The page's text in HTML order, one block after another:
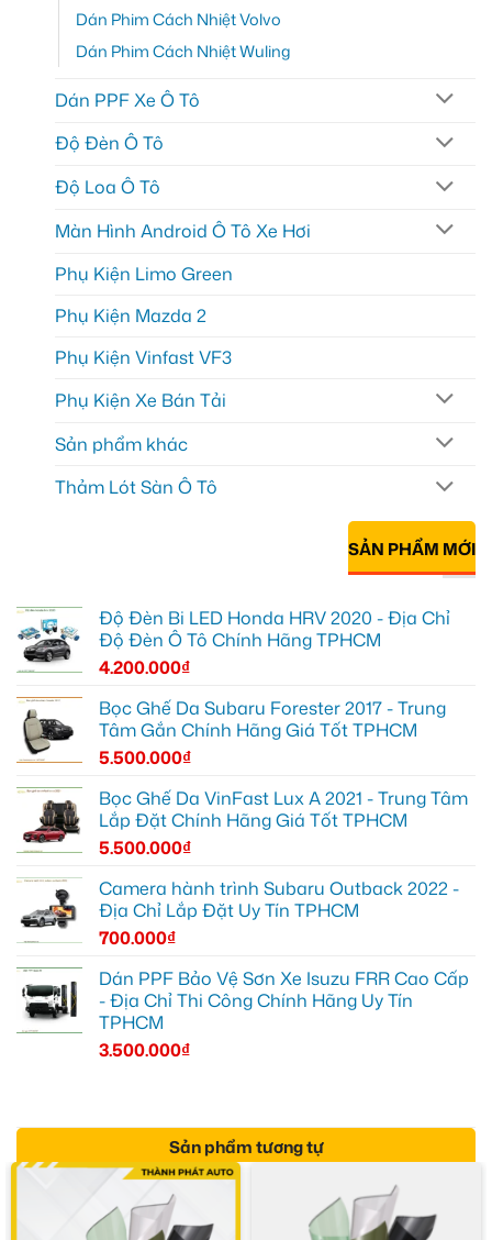
Dán Phim Cách Nhiệt Volvo
Dán Phim Cách Nhiệt Wuling
Dán PPF Xe Ô Tô
Độ Đèn Ô Tô
Độ Loa Ô Tô
Màn Hình Android Ô Tô Xe Hơi
Phụ Kiện Limo Green
Phụ Kiện Mazda 2
Phụ Kiện Vinfast VF3
Phụ Kiện Xe Bán Tải
Sản phẩm khác
Thảm Lót Sàn Ô Tô
SẢN PHẨM MỚI
Độ Đèn Bi LED Honda HRV 2020 - Địa Chỉ
Độ Đèn Ô Tô Chính Hãng TPHCM
4.200.000₫
Bọc Ghế Da Subaru Forester 2017 - Trung
Tâm Gắn Chính Hãng Giá Tốt TPHCM
5.500.000₫
Bọc Ghế Da VinFast Lux A 2021 - Trung Tâm
Lắp Đặt Chính Hãng Giá Tốt TPHCM
5.500.000₫
Camera hành trình Subaru Outback 2022 -
Địa Chỉ Lắp Đặt Uy Tín TPHCM
700.000₫
Dán PPF Bảo Vệ Sơn Xe Isuzu FRR Cao Cấp
- Địa Chỉ Thi Công Chính Hãng Uy Tín
TPHCM
3.500.000₫
Sản phẩm tương tự